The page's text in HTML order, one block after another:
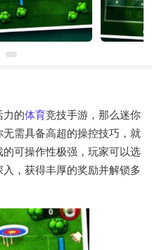
力的体育竞技手游，那么迷你
需具备高超的操控技巧，就
可操作性极强，玩家可以选
，获得丰厚的奖励并解锁多